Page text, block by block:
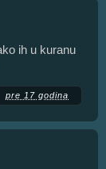
ih u kuranu
pre 17 godina